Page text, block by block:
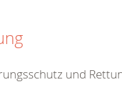
und